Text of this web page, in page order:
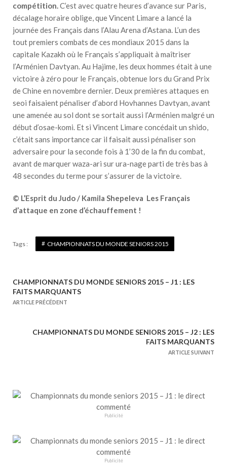
compétition.C’est avec quatre heures d’avance sur Paris,
décalage horaire oblige, que Vincent Limare a lancé la
journée des Français dans l’Alau Arena d’Astana. L’un des
tout premiers combats de ces mondiaux 2015 dans la
capitale Kazakh où le Français s’appliquait à maîtriser
l’Arménien Davtyan. Au Hajime, les deux hommes était à une
victoire à zéro pour le Français, obtenue lors du Grand Prix
de Chine en novembre dernier. Deux premières attaques en
seoi faisaient pénaliser d’abord Hovhannes Davtyan, avant
une amenée au sol dont se sortait aussi l’Arménien malgré un
début d’osae-komi. Et si Vincent Limare concédait un shido,
c’était sans importance car il faisait aussi pénaliser son
adversaire pour la seconde fois à 1’30 de la fin du combat,
avant de marquer waza-ari sur ura-nage parti de très bas à
48 secondes du terme pour s’assurer de la victoire.
© L’Esprit du Judo / Kamila Shepeleva Les Français
d’attaque en zone d’échauffement !
Tags : CHAMPIONNATS DU MONDE SENIORS 2015
N
a
o
e
CHAMPIONNATS DU MONDE SENIORS 2015 – J1 : LES
FAITS MARQUANTS
ARTICLE PRÉCÉDENT
CHAMPIONNATS DU MONDE SENIORS 2015 – J2 : LES
FAITS MARQUANTS
ARTICLE SUIVANT
Publicité
Publicité